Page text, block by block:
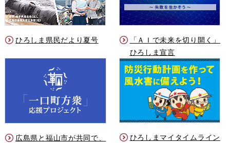
ひろしま県民だより夏号
「ＡＩで未来を切り開く」
ひろしま宣言
広島県と福山市が共同で、
ひろしまマイタイムライン